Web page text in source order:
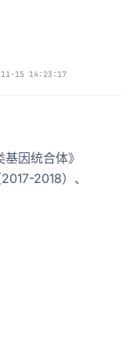
11-15 14:23:17
因统合体》
2018）、